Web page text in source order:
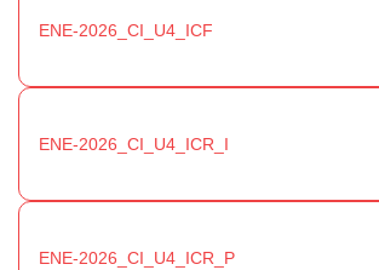
ENE-2026_CI_U4_ICF
ENE-2026_CI_U4_ICR_I
ENE-2026_CI_U4_ICR_P